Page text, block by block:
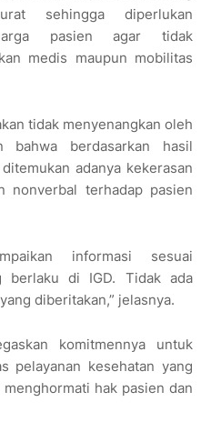
sehingga diperlukan
pasien agar tidak
medis maupun mobilitas
tidak menyenangkan oleh
bahwa berdasarkan hasil
adanya kekerasan
nonverbal terhadap pasien
informasi sesuai
berlaku di IGD. Tidak ada
diberitakan,” jelasnya.
komitmennya untuk
pelayanan kesehatan yang
hak pasien dan